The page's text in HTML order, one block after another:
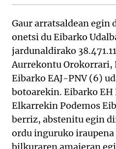
Gaur arratsaldean egin
onetsi du Eibarko
jardunaldirako
Aurrekontu Orokorrari,
Eibarko EAJ-PNV (6)
botoarekin. Eibarko EH
Elkarrekin Podemos
berriz, abstenitu egin
ordu inguruko iraupena